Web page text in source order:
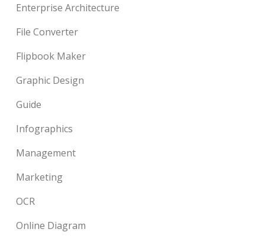
Enterprise Architecture
File Converter
Flipbook Maker
Graphic Design
Guide
Infographics
Management
Marketing
OCR
Online Diagram